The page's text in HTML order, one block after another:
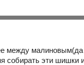
между
собирать эти шишки